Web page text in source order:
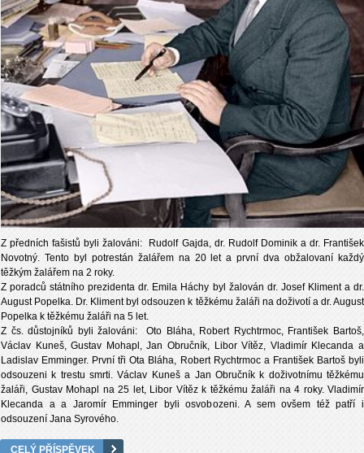
Z předních fašistů byli žalováni: Rudolf Gajda, dr. Rudolf Dominik a dr. František
Novotný. Tento byl potrestán žalářem na 20 let a první dva obžalovaní každý
těžkým žalářem na 2 roky.
Z poradců státního prezidenta dr. Emila Háchy byl žalován dr. Josef Kliment a dr.
August Popelka. Dr. Kliment byl odsouzen k těžkému žaláři na doživotí a dr. August
Popelka k těžkému žaláři na 5 let.
Z čs. důstojníků byli žalováni: Oto Bláha, Robert Rychtrmoc, František Bartoš,
Václav Kuneš, Gustav Mohapl, Jan Obručník, Libor Vítěz, Vladimír Klecanda a
Ladislav Emminger. První tři Ota Bláha, Robert Rychtrmoc a František Bartoš byli
odsouzeni k trestu smrti. Václav Kuneš a Jan Obručník k doživotnímu těžkému
žaláři, Gustav Mohapl na 25 let, Libor Vítěz k těžkému žaláři na 4 roky. Vladimír
Klecanda a a Jaromír Emminger byli osvobozeni. A sem ovšem též patří i
odsouzení Jana Syrového.
CELÝ PŘÍSPĚVEK